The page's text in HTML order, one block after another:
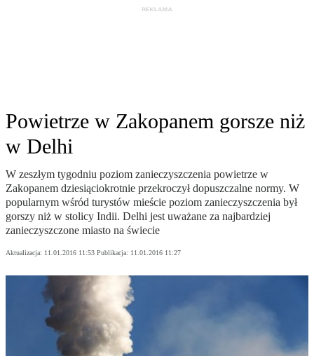
Powietrze w Zakopanem gorsze niż
w Delhi
W zeszłym tygodniu poziom zanieczyszczenia powietrze w
Zakopanem dziesiąciokrotnie przekroczył dopuszczalne normy. W
popularnym wśród turystów mieście poziom zanieczyszczenia był
gorszy niż w stolicy Indii. Delhi jest uważane za najbardziej
zanieczyszczone miasto na świecie
Aktualizacja: 11.01.2016 11:53 Publikacja: 11.01.2016 11:27